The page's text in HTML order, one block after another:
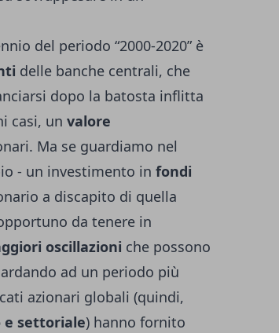
del periodo “2000-2020” è
delle banche centrali, che
dopo la batosta inflitta
casi, un valore
Ma se guardiamo nel
- un investimento in fondi
a discapito di quella
da tenere in
oscillazioni che possono
ad un periodo più
azionari globali (quindi,
e settoriale) hanno fornito